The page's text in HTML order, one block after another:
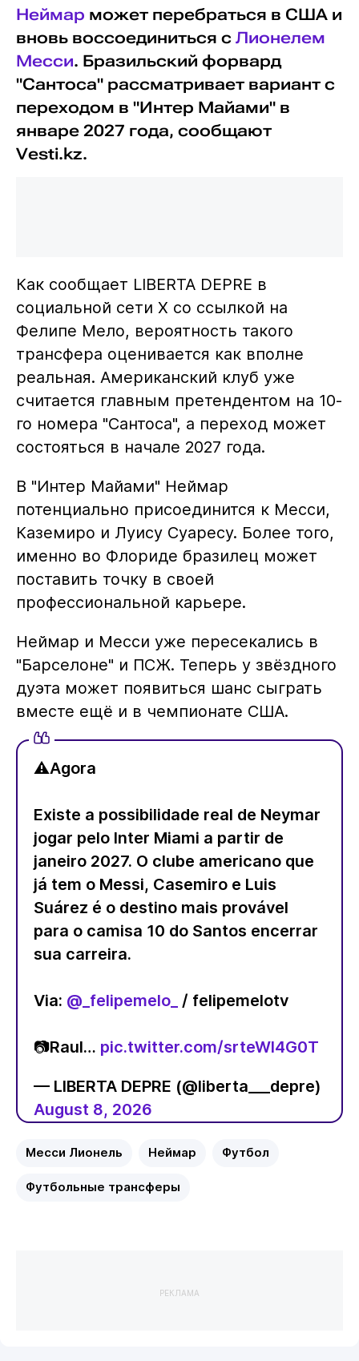
Неймар может перебраться в США и
вновь воссоединиться с Лионелем
Месси. Бразильский форвард
"Сантоса" рассматривает вариант с
переходом в "Интер Майами" в
январе 2027 года, сообщают
Vesti.kz.
Как сообщает LIBERTA DEPRE в
социальной сети X со ссылкой на
Фелипе Мело, вероятность такого
трансфера оценивается как вполне
реальная. Американский клуб уже
считается главным претендентом на 10-
го номера "Сантоса", а переход может
состояться в начале 2027 года.
В "Интер Майами" Неймар
потенциально присоединится к Месси,
Каземиро и Луису Суаресу. Более того,
именно во Флориде бразилец может
поставить точку в своей
профессиональной карьере.
Неймар и Месси уже пересекались в
"Барселоне" и ПСЖ. Теперь у звёздного
дуэта может появиться шанс сыграть
вместе ещё и в чемпионате США.
⚠️Agora
Existe a possibilidade real de Neymar
jogar pelo Inter Miami a partir de
janeiro 2027. O clube americano que
já tem o Messi, Casemiro e Luis
Suárez é o destino mais provável
para o camisa 10 do Santos encerrar
sua carreira.
Via: @_felipemelo_ / felipemelotv
📷Raul… pic.twitter.com/srteWl4G0T
— LIBERTA DEPRE (@liberta___depre)
August 8, 2026
Месси Лионель Неймар Футбол
Футбольные трансферы
РЕКЛАМА